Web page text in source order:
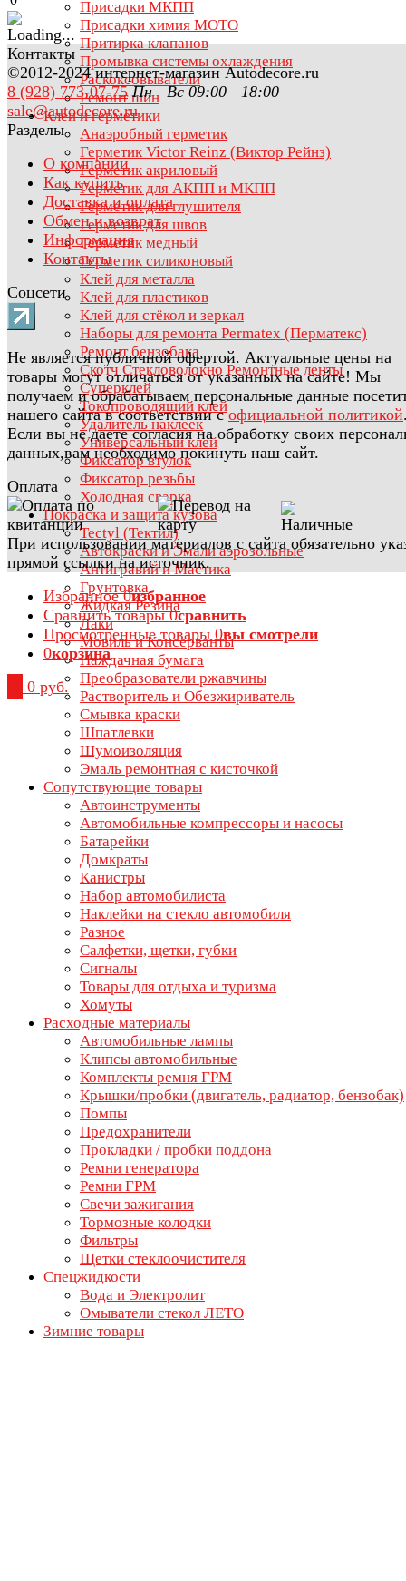
Присадки МКПП
Присадки химия МОТО
Притирка клапанов
Промывка системы охлаждения
Раскоксовыватели
Ремонт шин
Клеи и герметики
Анаэробный герметик
Герметик Victor Reinz (Виктор Рейнз)
Герметик акриловый
Герметик для АКПП и МКПП
Герметик для глушителя
Герметик для швов
Герметик медный
Герметик силиконовый
Клей для металла
Клей для пластиков
Клей для стёкол и зеркал
Наборы для ремонта Permatex (Перматекс)
Ремонт бензобака
Скотч Стекловолокно Ремонтные ленты
Суперклей
Токопроводящий клей
Удалитель наклеек
Универсальный клей
Фиксатор втулок
Фиксатор резьбы
Холодная сварка
Покраска и защита кузова
Tectyl (Тектил)
Автокраски и Эмали аэрозольные
Антигравий и Мастика
Грунтовка
Жидкая Резина
Лаки
Мовиль и Консерванты
Наждачная бумага
Преобразователи ржавчины
Растворитель и Обезжириватель
Смывка краски
Шпатлевки
Шумоизоляция
Эмаль ремонтная с кисточкой
Сопутствующие товары
Автоинструменты
Автомобильные компрессоры и насосы
Батарейки
Домкраты
Канистры
Набор автомобилиста
Наклейки на стекло автомобиля
Разное
Салфетки, щетки, губки
Сигналы
Товары для отдыха и туризма
Хомуты
Расходные материалы
Автомобильные лампы
Клипсы автомобильные
Комплекты ремня ГРМ
Крышки/пробки (двигатель, радиатор, бензобак)
Помпы
Предохранители
Прокладки / пробки поддона
Ремни генератора
Ремни ГРМ
Свечи зажигания
Тормозные колодки
Фильтры
Щетки стеклоочистителя
Спецжидкости
Вода и Электролит
Омыватели стекол ЛЕТО
Зимние товары
Контакты
©2012-2024 интернет-магазин Autodecore.ru
8 (928) 773-07-75 Пн—Вс 09:00—18:00
sale@autodecore.ru
Разделы
О компании
Как купить
Доставка и оплата
Обмен и возврат
Информация
Контакты
Соцсети
Не является публичной офертой. Актуальные цены на
товары могут отличаться от указанных на сайте! Мы
получаем и обрабатываем персональные данные
нашего сайта в соответствии софициальной политикой
Если вы не даете согласия на обработку своих
данных,вам необходимо покинуть наш сайт.
Оплата
При использовании материалов с сайта обязательно
прямой ссылки на источник.
Избранное 0избранное
Сравнить товары 0сравнить
Просмотренные товары 0вы смотрели
0корзина
0 руб.